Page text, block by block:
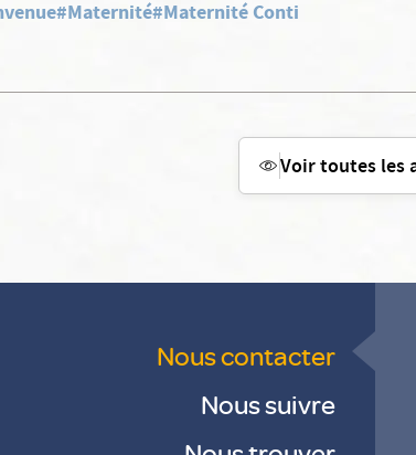
#Maternité#Maternité Conti
Voir toutes les
Nous contacter
Nous suivre